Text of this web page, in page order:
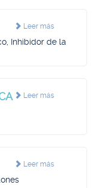
Leer más
Inhibidor de la
Leer más
Leer más